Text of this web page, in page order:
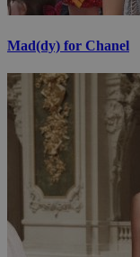
Mad(dy) for Chanel